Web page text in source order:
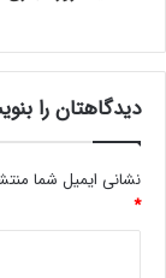
دیدگاهتان را
نشانی ایمیل شما
*